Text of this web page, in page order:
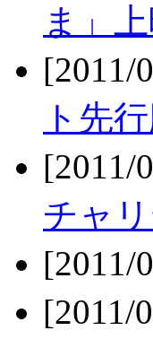
ま」
ト先
チャ